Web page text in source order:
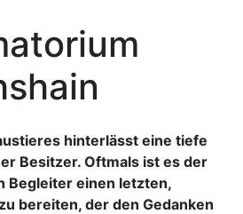
hinterlässt eine tiefe
Besitzer. Oftmals ist es der
Begleiter einen letzten,
bereiten, der den Gedanken